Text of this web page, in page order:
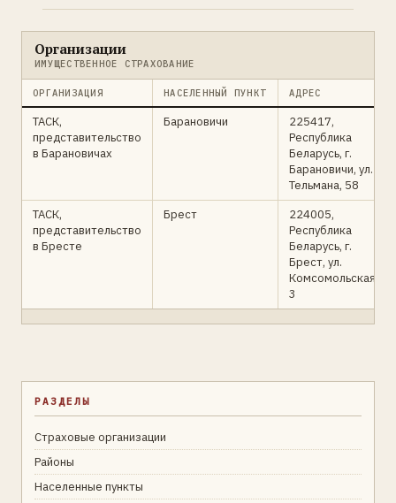
Организации
ИМУЩЕСТВЕННОЕ СТРАХОВАНИЕ
ОРГАНИЗАЦИЯ НАСЕЛЕННЫЙ ПУНКТ АДРЕС
ТАСК,
представительство
в Барановичах
Барановичи
225417,
Республика
Беларусь, г.
Барановичи, ул.
Тельмана, 58
ТАСК,
представительство
в Бресте
Брест
224005,
Республика
Беларусь, г.
Брест, ул.
Комсомольская,
3
РАЗДЕЛЫ
Страховые организации
Районы
Населенные пункты